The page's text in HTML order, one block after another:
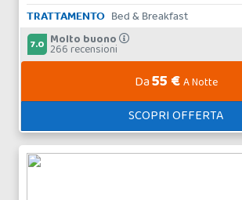
TRATTAMENTO Bed & Breakfast
7.0 Molto buono
266 recensioni
Da55 €A Notte
SCOPRI OFFERTA